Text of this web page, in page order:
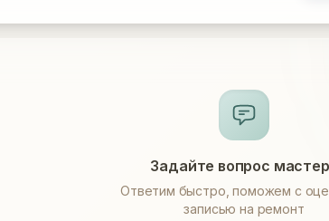
Задайте вопрос
Ответим быстро, поможем с
записью на ремонт